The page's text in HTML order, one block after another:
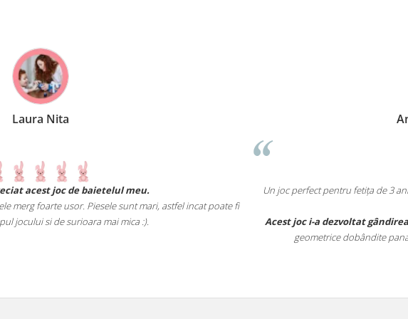
Un joc perfect pentru fetița de 3 ani și 5 luni. Îl jucam împreuna deoarece ne place sa
timpul împreuna.
Acest joc i-a dezvoltat gândirea logica
, vederea in spațiu dar i-a și consolidat cunoștințele
geometrice dobândite pana la aceasta vârsta (cub, fete ale acestuia, scurt/lung)